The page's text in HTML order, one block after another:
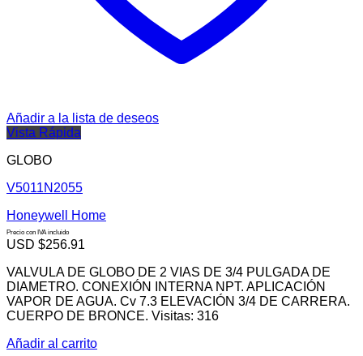
Añadir a la lista de deseos
Vista Rápida
GLOBO
V5011N2055
Honeywell Home
Precio con IVA incluido
USD $256.91
VALVULA DE GLOBO DE 2 VIAS DE 3/4 PULGADA DE
DIAMETRO. CONEXIÓN INTERNA NPT. APLICACIÓN
VAPOR DE AGUA. Cv 7.3 ELEVACIÓN 3/4 DE CARRERA.
CUERPO DE BRONCE. Visitas: 316
Añadir al carrito